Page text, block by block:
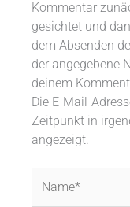
Kommentar
gesichtet und
dem Absenden
der angegebene
deinem
Die E-Mail-
Zeitpunkt in
angezeigt.